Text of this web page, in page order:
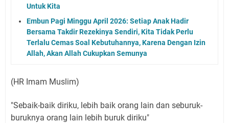
Untuk Kita
Embun Pagi Minggu April 2026: Setiap Anak Hadir
Bersama Takdir Rezekinya Sendiri, Kita Tidak Perlu
Terlalu Cemas Soal Kebutuhannya, Karena Dengan Izin
Allah, Akan Allah Cukupkan Semunya
(HR Imam Muslim)
"Sebaik-baik diriku, lebih baik orang lain dan seburuk-
buruknya orang lain lebih buruk diriku"